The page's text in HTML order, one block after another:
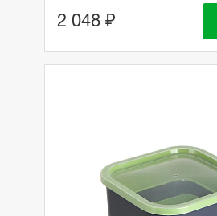
2 048 ₽